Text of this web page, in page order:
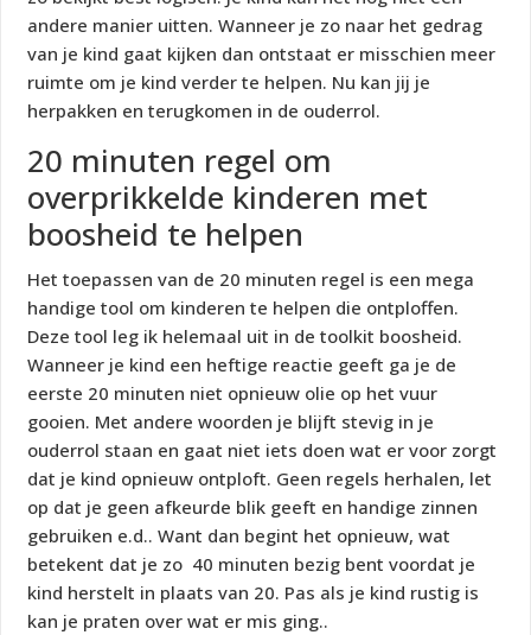
andere manier uitten. Wanneer je zo naar het gedrag
van je kind gaat kijken dan ontstaat er misschien meer
ruimte om je kind verder te helpen. Nu kan jij je
herpakken en terugkomen in de ouderrol.
20 minuten regel om
overprikkelde kinderen met
boosheid te helpen
Het toepassen van de 20 minuten regel is een mega
handige tool om kinderen te helpen die ontploffen.
Deze tool leg ik helemaal uit in de toolkit boosheid.
Wanneer je kind een heftige reactie geeft ga je de
eerste 20 minuten niet opnieuw olie op het vuur
gooien. Met andere woorden je blijft stevig in je
ouderrol staan en gaat niet iets doen wat er voor zorgt
dat je kind opnieuw ontploft. Geen regels herhalen, let
op dat je geen afkeurde blik geeft en handige zinnen
gebruiken e.d.. Want dan begint het opnieuw, wat
betekent dat je zo 40 minuten bezig bent voordat je
kind herstelt in plaats van 20. Pas als je kind rustig is
kan je praten over wat er mis ging..